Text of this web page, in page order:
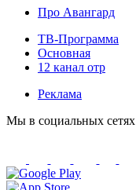
Про Авангард
ТВ-Программа
Основная
12 канал отр
Реклама
Мы в социальных сетях